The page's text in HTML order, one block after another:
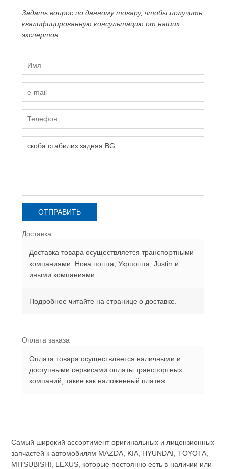
Задать вопрос по данному товару, чтобы получить
квалифицированную консультацию от наших
экспертов
Доставка
Доставка товара осуществляется транспортными
компаниями: Нова пошта, Укрпошта, Justin и
иными компаниями.
Подробнее читайте на странице о доставке.
Оплата заказа
Оплата товара осуществляется наличными и
доступными сервисами оплаты транспортных
компаний, такие как наложенный платеж.
Самый широкий ассортимент оригинальных и лицензионных
запчастей к автомобилям MAZDA, KIA, HYUNDAI, TOYOTA,
MITSUBISHI, LEXUS, которые постоянно есть в наличии или